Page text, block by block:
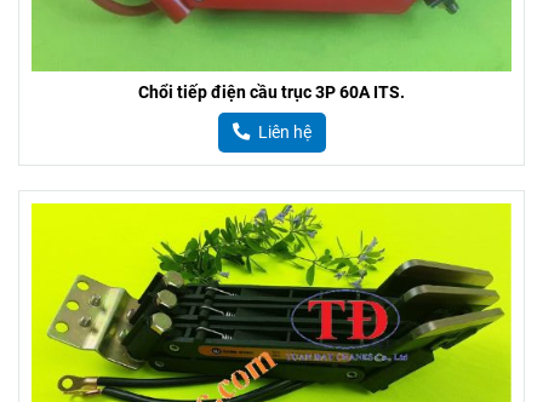
Chổi tiếp điện cầu trục 3P 60A ITS.
Liên hệ